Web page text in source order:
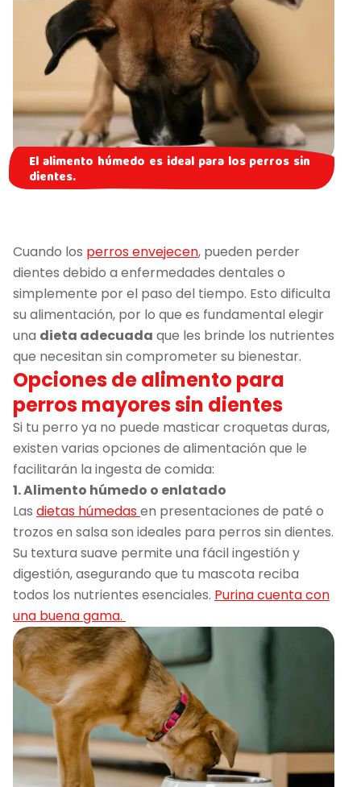
El alimento húmedo es ideal para los perros sin
dientes.
Cuando los perros envejecen, pueden perder
dientes debido a enfermedades dentales o
simplemente por el paso del tiempo. Esto dificulta
su alimentación, por lo que es fundamental elegir
una dieta adecuada que les brinde los nutrientes
que necesitan sin comprometer su bienestar.
Opciones de alimento para
perros mayores sin dientes
Si tu perro ya no puede masticar croquetas duras,
existen varias opciones de alimentación que le
facilitarán la ingesta de comida:
1. Alimento húmedo o enlatado
Las dietas húmedasen presentaciones de paté o
trozos en salsa son ideales para perros sin dientes.
Su textura suave permite una fácil ingestión y
digestión, asegurando que tu mascota reciba
todos los nutrientes esenciales. Purina cuenta con
una buena gama.